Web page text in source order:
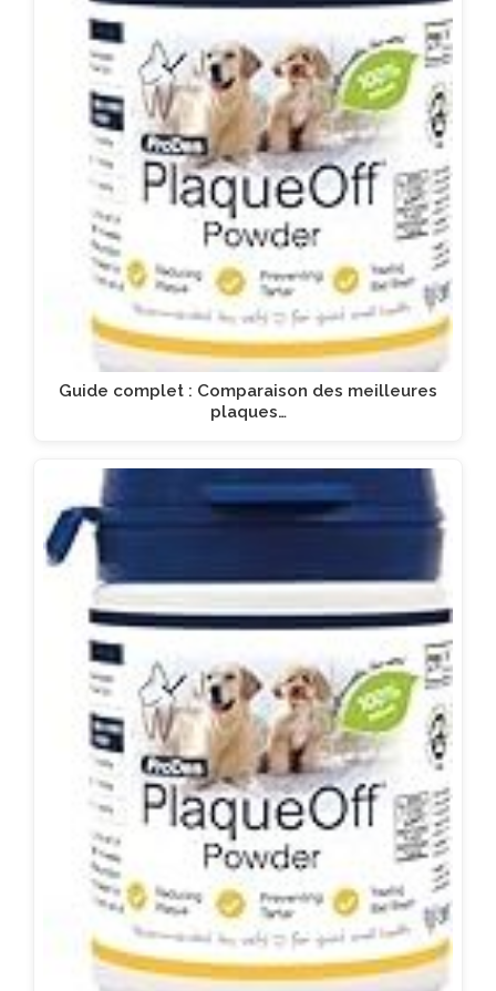
Guide complet : Comparaison des meilleures
plaques…